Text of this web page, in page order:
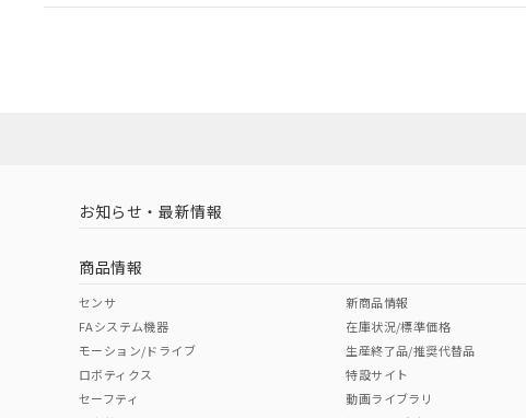
EU RoHS 注意事項・凡例
中国 RoHS 注意事項・凡例
中国 RoHS表
Pb Hg Cr(VI)
（イギリス
（ノルウェー
お知らせ・最新情報
商品情報
センサ
FAシステム機器
モーション/ドライブ
ロボティクス
セーフティ
新商品情報
在庫状況/標準価格
生産終了品/推奨代替品
特設サイト
動画ライブラリ